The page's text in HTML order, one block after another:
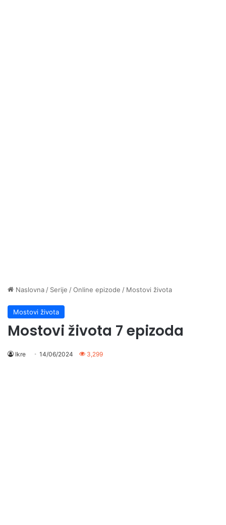
Naslovna / Serije /Online epizode / Mostovi života
Mostovi života
Mostovi života 7 epizoda
Ikre 14/06/2024 3,299